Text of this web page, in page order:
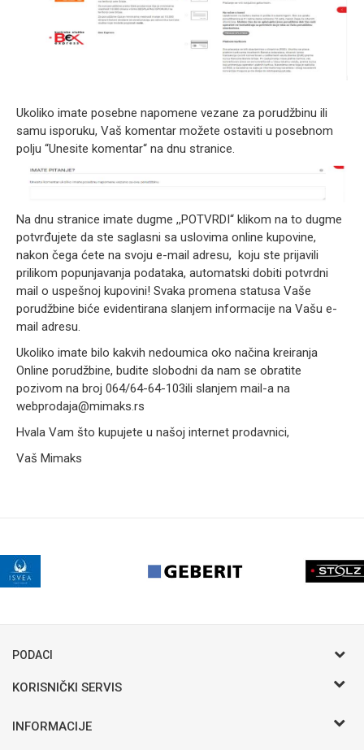
Ukoliko imate posebne napomene vezane za porudžbinu ili
samu isporuku, Vaš komentar možete ostaviti u posebnom
polju “Unesite komentar“ na dnu stranice.
Na dnu stranice imate dugme ,,POTVRDI“ klikom na to dugme
potvrđujete da ste saglasni sa uslovima online kupovine,
nakon čega ćete na svoju e-mail adresu, koju ste prijavili
prilikom popunjavanja podataka, automatski dobiti potvrdni
mail o uspešnoj kupovini! Svaka promena statusa Vaše
porudžbine biće evidentirana slanjem informacije na Vašu e-
mail adresu.
Ukoliko imate bilo kakvih nedoumica oko načina kreiranja
Online porudžbine, budite slobodni da nam se obratite
pozivom na broj 064/64-64-103ili slanjem mail-a na
webprodaja@mimaks.rs
Hvala Vam što kupujete u našoj internet prodavnici,
Vaš Mimaks
PODACI
KORISNIČKI SERVIS
INFORMACIJE